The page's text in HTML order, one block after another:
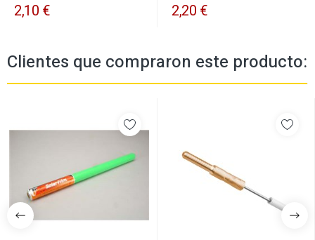
2,10 € 2,20 €
Clientes que compraron este producto: